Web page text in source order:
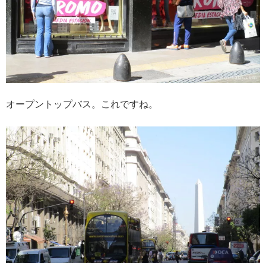
オープントップバス。これですね。